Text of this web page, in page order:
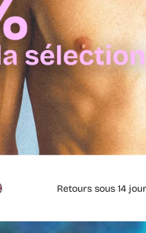
14 jours